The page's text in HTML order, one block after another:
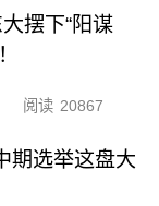
摆下“阳谋
阅读 20867
期选举这盘大